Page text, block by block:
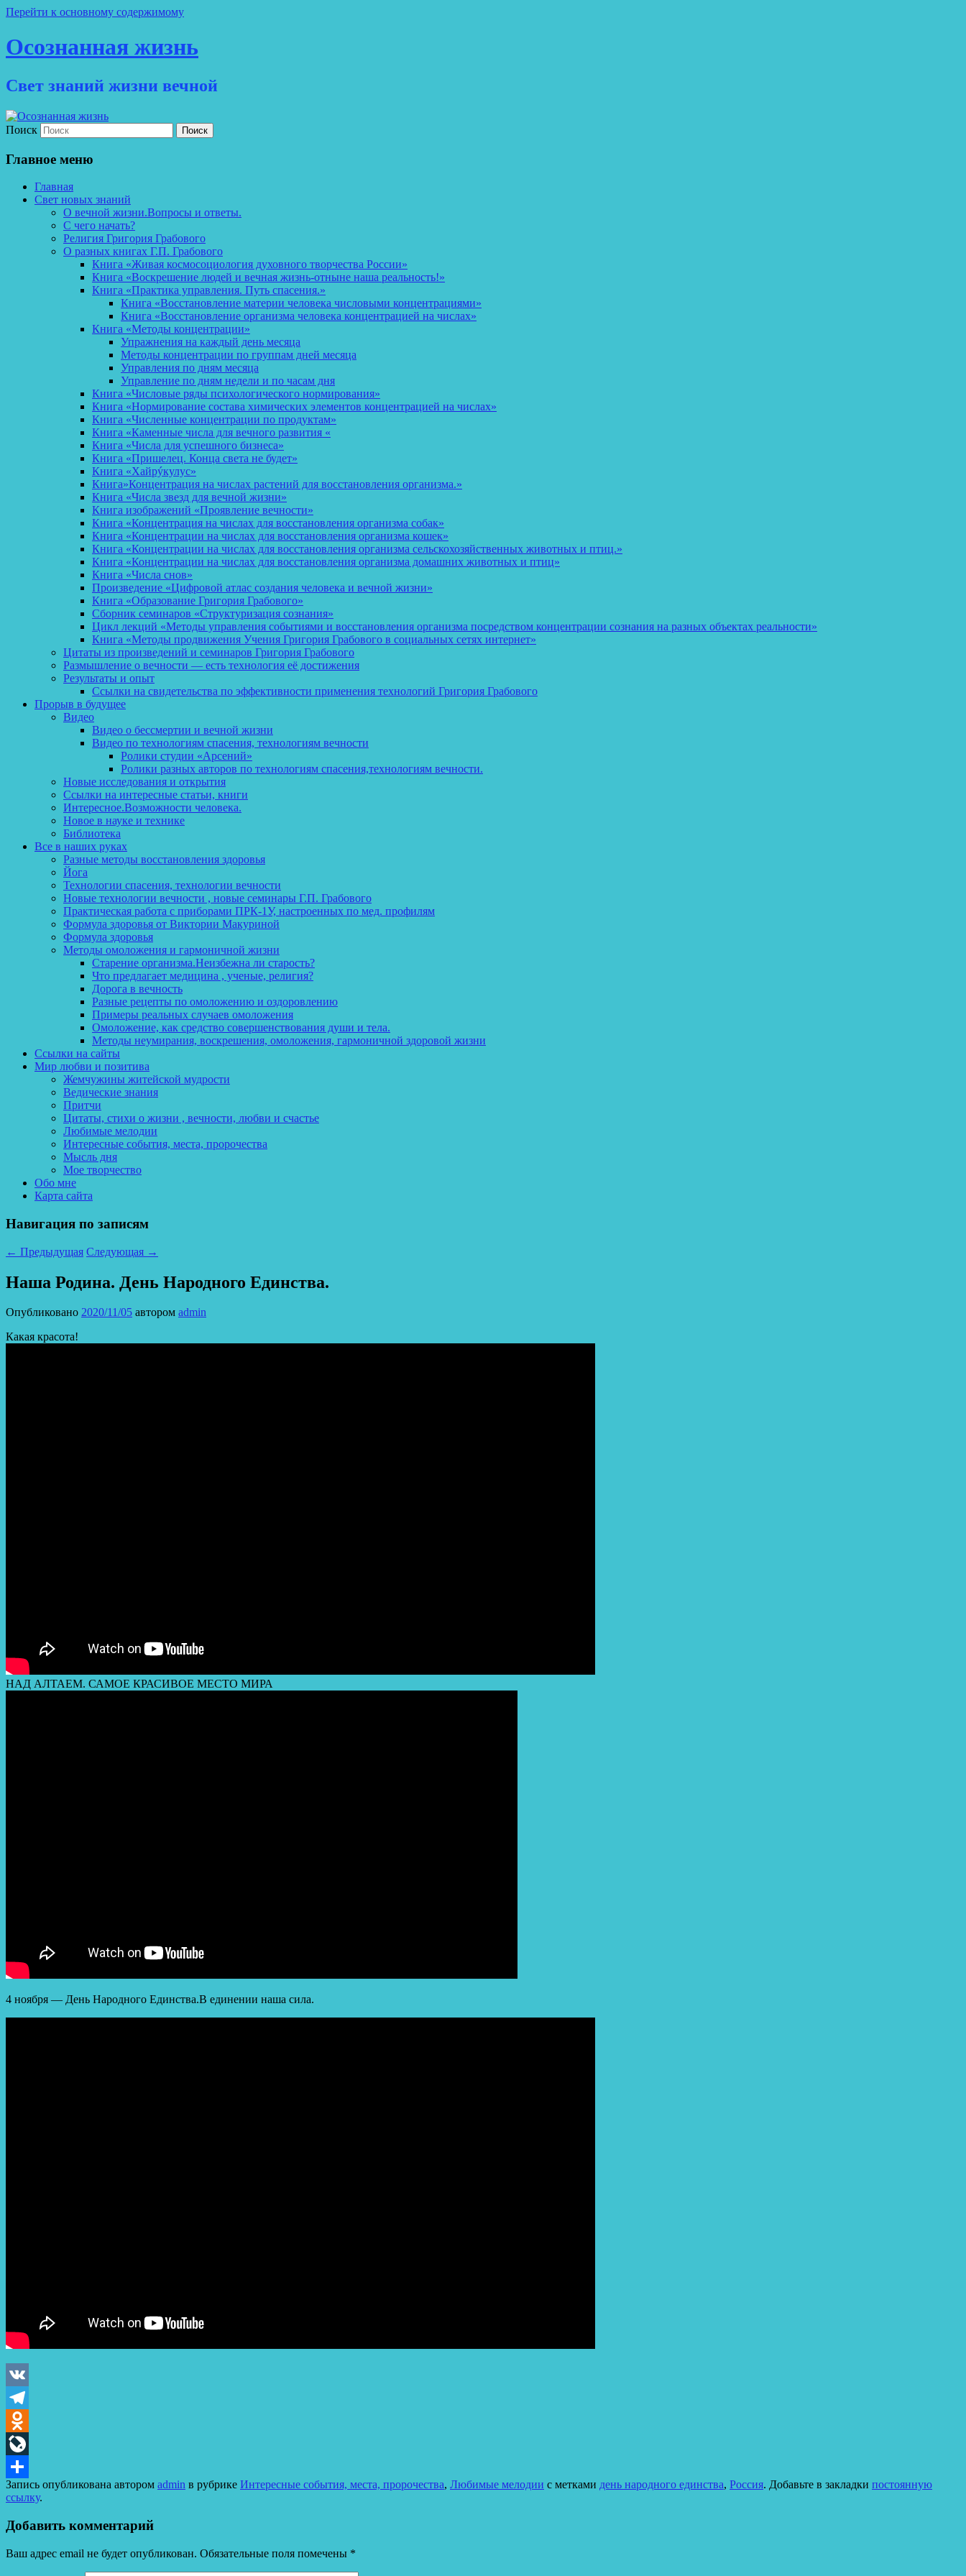
Перейти к основному содержимому
Осознанная жизнь
Свет знаний жизни вечной
Поиск
Главное меню
Главная
Свет новых знаний
О вечной жизни.Вопросы и ответы.
С чего начать?
Религия Григория Грабового
О разных книгах Г.П. Грабового
Книга «Живая космосоциология духовного творчества России»
Книга «Воскрешение людей и вечная жизнь-отныне наша реальность!»
Книга «Практика управления. Путь спасения.»
Книга «Восстановление материи человека числовыми концентрациями»
Книга «Восстановление организма человека концентрацией на числах»
Книга «Методы концентрации»
Упражнения на каждый день месяца
Методы концентрации по группам дней месяца
Управления по дням месяца
Управление по дням недели и по часам дня
Книга «Числовые ряды психологического нормирования»
Книга «Нормирование состава химических элементов концентрацией на числах»
Книга «Численные концентрации по продуктам»
Книга «Каменные числа для вечного развития «
Книга «Числа для успешного бизнеса»
Книга «Пришелец. Конца света не будет»
Книга «Хайрýкулус»
Книга»Концентрация на числах растений для восстановления организма.»
Книга «Числа звезд для вечной жизни»
Книга изображений «Проявление вечности»
Книга «Концентрация на числах для восстановления организма собак»
Книга «Концентрации на числах для восстановления организма кошек»
Книга «Концентрации на числах для восстановления организма сельскохозяйственных животных и птиц.»
Книга «Концентрации на числах для восстановления организма домашних животных и птиц»
Книга «Числа снов»
Произведение «Цифровой атлас создания человека и вечной жизни»
Книга «Образование Григория Грабового»
Сборник семинаров «Структуризация сознания»
Цикл лекций «Методы управления событиями и восстановления организма посредством концентрации сознания на разных объектах реальности»
Книга «Методы продвижения Учения Григория Грабового в социальных сетях интернет»
Цитаты из произведений и семинаров Григория Грабового
Размышление о вечности — есть технология её достижения
Результаты и опыт
Ссылки на свидетельства по эффективности применения технологий Григория Грабового
Прорыв в будущее
Видео
Видео о бессмертии и вечной жизни
Видео по технологиям спасения, технологиям вечности
Ролики студии «Арсений»
Ролики разных авторов по технологиям спасения,технологиям вечности.
Новые исследования и открытия
Ссылки на интересные статьи, книги
Интересное.Возможности человека.
Новое в науке и технике
Библиотека
Все в наших руках
Разные методы восстановления здоровья
Йога
Технологии спасения, технологии вечности
Новые технологии вечности , новые семинары Г.П. Грабового
Практическая работа с приборами ПРК-1У, настроенных по мед. профилям
Формула здоровья от Виктории Макуриной
Формула здоровья
Методы омоложения и гармоничной жизни
Старение организма.Неизбежна ли старость?
Что предлагает медицина , ученые, религия?
Дорога в вечность
Разные рецепты по омоложению и оздоровлению
Примеры реальных случаев омоложения
Омоложение, как средство совершенствования души и тела.
Методы неумирания, воскрешения, омоложения, гармоничной здоровой жизни
Ссылки на сайты
Мир любви и позитива
Жемчужины житейской мудрости
Ведические знания
Притчи
Цитаты, стихи о жизни , вечности, любви и счастье
Любимые мелодии
Интересные события, места, пророчества
Мысль дня
Мое творчество
Обо мне
Карта сайта
Навигация по записям
← Предыдущая Следующая →
Наша Родина. День Народного Единства.
Опубликовано 2020/11/05 автором admin
Какая красота!
НАД АЛТАЕМ. САМОЕ КРАСИВОЕ МЕСТО МИРА
4 ноября — День Народного Единства.В единении наша сила.
VK
Telegram
Odnoklassniki
LiveJournal
Отправить
Запись опубликована автором admin в рубрике Интересные события, места, пророчества, Любимые мелодии с метками день народного единства, Россия. Добавьте в закладки постоянную
ссылку.
Добавить комментарий
Ваш адрес email не будет опубликован. Обязательные поля помечены *